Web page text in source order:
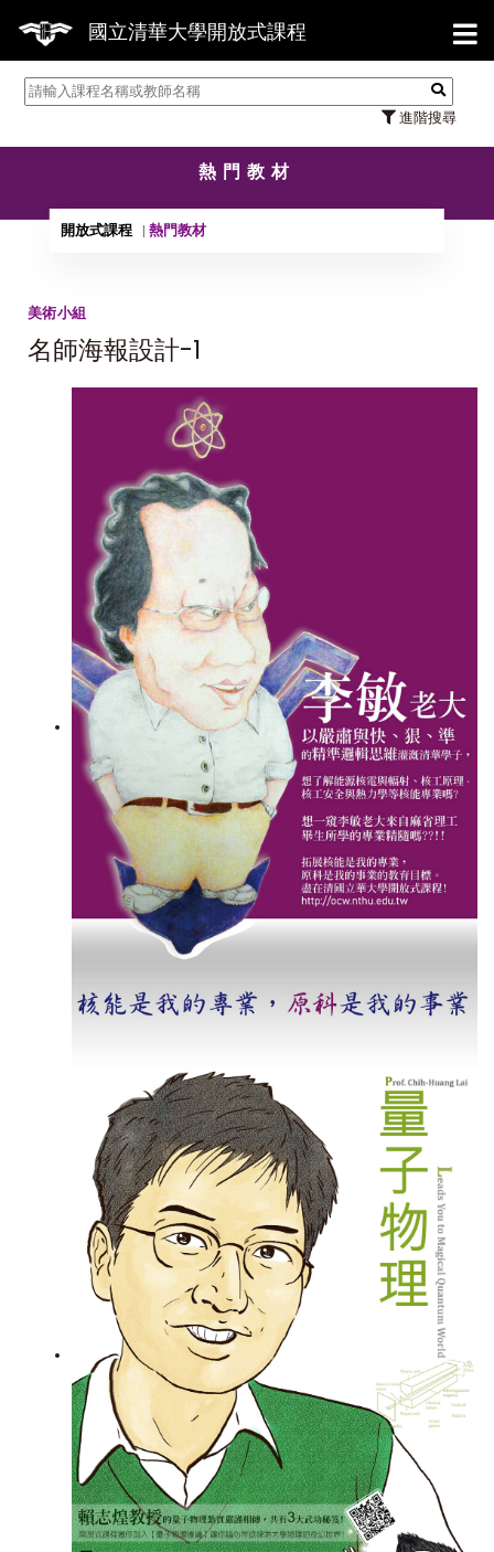
國立清華大學開放式課程
進階搜尋
【7/
熱門教材
開放式課程 熱門教材
美術小組
名師海報設計-1